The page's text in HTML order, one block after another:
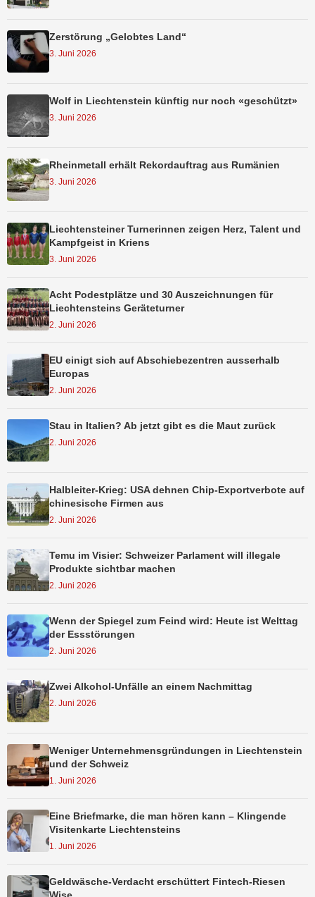
Zerstörung „Gelobtes Land“
3. Juni 2026
Wolf in Liechtenstein künftig nur noch «geschützt»
3. Juni 2026
Rheinmetall erhält Rekordauftrag aus Rumänien
3. Juni 2026
Liechtensteiner Turnerinnen zeigen Herz, Talent und
Kampfgeist in Kriens
3. Juni 2026
Acht Podestplätze und 30 Auszeichnungen für
Liechtensteins Geräteturner
2. Juni 2026
EU einigt sich auf Abschiebezentren ausserhalb
Europas
2. Juni 2026
Stau in Italien? Ab jetzt gibt es die Maut zurück
2. Juni 2026
Halbleiter-Krieg: USA dehnen Chip-Exportverbote auf
chinesische Firmen aus
2. Juni 2026
Temu im Visier: Schweizer Parlament will illegale
Produkte sichtbar machen
2. Juni 2026
Wenn der Spiegel zum Feind wird: Heute ist Welttag
der Essstörungen
2. Juni 2026
Zwei Alkohol-Unfälle an einem Nachmittag
2. Juni 2026
Weniger Unternehmensgründungen in Liechtenstein
und der Schweiz
1. Juni 2026
Eine Briefmarke, die man hören kann – Klingende
Visitenkarte Liechtensteins
1. Juni 2026
Geldwäsche-Verdacht erschüttert Fintech-Riesen